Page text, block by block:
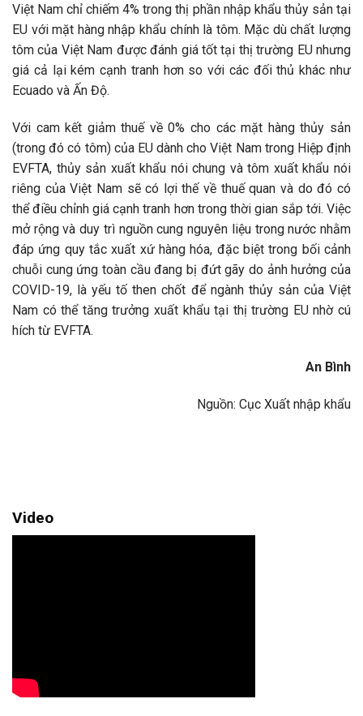
Việt Nam chỉ chiếm 4% trong thị phần nhập khẩu thủy sản tại
EU với mặt hàng nhập khẩu chính là tôm. Mặc dù chất lượng
tôm của Việt Nam được đánh giá tốt tại thị trường EU nhưng
giá cả lại kém cạnh tranh hơn so với các đối thủ khác như
Ecuado và Ấn Độ.
Với cam kết giảm thuế về 0% cho các mặt hàng thủy sản
(trong đó có tôm) của EU dành cho Việt Nam trong Hiệp định
EVFTA, thủy sản xuất khẩu nói chung và tôm xuất khẩu nói
riêng của Việt Nam sẽ có lợi thế về thuế quan và do đó có
thể điều chỉnh giá cạnh tranh hơn trong thời gian sắp tới. Việc
mở rộng và duy trì nguồn cung nguyên liệu trong nước nhằm
đáp ứng quy tắc xuất xứ hàng hóa, đặc biệt trong bối cảnh
chuỗi cung ứng toàn cầu đang bị đứt gãy do ảnh hưởng của
COVID-19, là yếu tố then chốt để ngành thủy sản của Việt
Nam có thể tăng trưởng xuất khẩu tại thị trường EU nhờ cú
hích từ EVFTA.
An Bình
Nguồn: Cục Xuất nhập khẩu
Video